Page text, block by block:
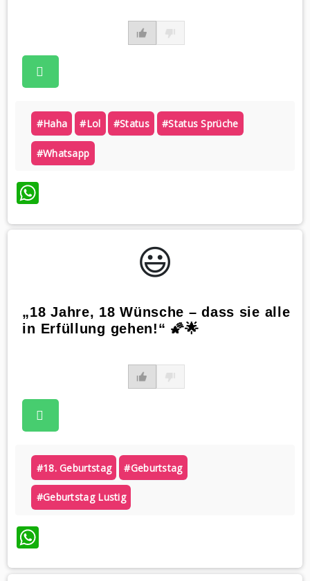
#haha #lol #status #status Sprüche
#whatsapp
WhatsApp
😃️
„18 Jahre, 18 Wünsche – dass sie alle
in Erfüllung gehen!“ 🌠🌟
#18. Geburtstag #geburtstag
#geburtstag Lustig
WhatsApp